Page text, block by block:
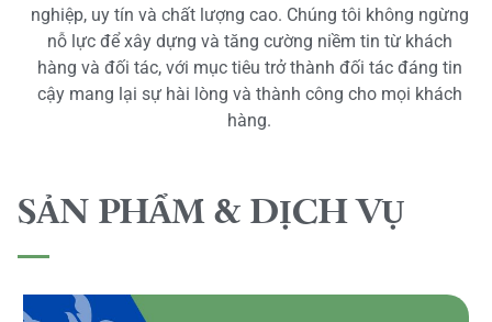
nghiệp, uy tín và chất lượng cao. Chúng tôi không ngừng
nỗ lực để xây dựng và tăng cường niềm tin từ khách
hàng và đối tác, với mục tiêu trở thành đối tác đáng tin
cậy mang lại sự hài lòng và thành công cho mọi khách
hàng.
SẢN PHẨM & DỊCH VỤ